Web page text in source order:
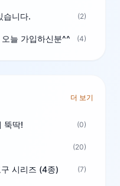
습니다. (2)
늘 가입하신분^^ (4)
더 보기
뚝딱! (0)
(20)
시리즈 (4종) (7)